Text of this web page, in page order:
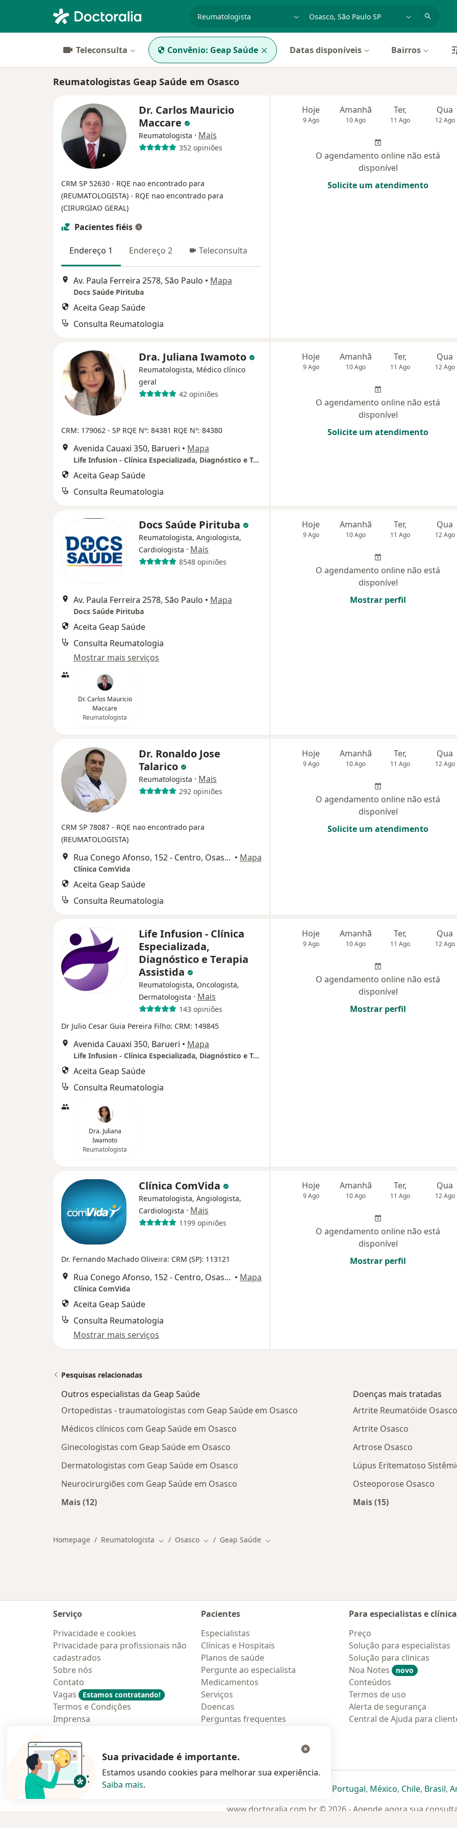
Teleconsulta Convênio: Geap Saúde Datas disponíveis Bairros
Reumatologistas Geap Saúde em Osasco
Dr. Carlos Mauricio
Maccare
Reumatologista · Mais
352 opiniões
CRM SP 52630 - RQE nao encontrado para
(REUMATOLOGISTA) - RQE nao encontrado para
(CIRURGIAO GERAL)
Pacientes fiéis
Endereço 1 Endereço 2 Teleconsulta
Av. Paula Ferreira 2578, São Paulo • Mapa
Docs Saúde Pirituba
Aceita Geap Saúde
Consulta Reumatologia
Hoje
9 Ago
Amanhã
10 Ago
Ter,
11 Ago
Qua
12 Ago
O agendamento online não está
disponível
Solicite um atendimento
Dra. Juliana Iwamoto
Reumatologista, Médico clínico
geral
42 opiniões
CRM: 179062 - SP RQE Nº: 84381 RQE Nº: 84380
Avenida Cauaxi 350, Barueri • Mapa
Life Infusion - Clínica Especializada, Diagnóstico e Terapia Assistida
Aceita Geap Saúde
Consulta Reumatologia
Hoje
9 Ago
Amanhã
10 Ago
Ter,
11 Ago
Qua
12 Ago
O agendamento online não está
disponível
Solicite um atendimento
Docs Saúde Pirituba
Reumatologista, Angiologista,
Cardiologista · Mais
8548 opiniões
Av. Paula Ferreira 2578, São Paulo • Mapa
Docs Saúde Pirituba
Aceita Geap Saúde
Consulta Reumatologia
Mostrar mais serviços
Dr. Carlos Mauricio
Maccare
Reumatologista
Hoje
9 Ago
Amanhã
10 Ago
Ter,
11 Ago
Qua
12 Ago
O agendamento online não está
disponível
Mostrar perfil
Dr. Ronaldo Jose
Talarico
Reumatologista · Mais
292 opiniões
CRM SP 78087 - RQE nao encontrado para
(REUMATOLOGISTA)
Rua Conego Afonso, 152 - Centro, Osasco • Mapa
Clínica ComVida
Aceita Geap Saúde
Consulta Reumatologia
Hoje
9 Ago
Amanhã
10 Ago
Ter,
11 Ago
Qua
12 Ago
O agendamento online não está
disponível
Solicite um atendimento
Life Infusion - Clínica
Especializada,
Diagnóstico e Terapia
Assistida
Reumatologista, Oncologista,
Dermatologista · Mais
143 opiniões
Dr Julio Cesar Guia Pereira Filho: CRM: 149845
Avenida Cauaxi 350, Barueri • Mapa
Life Infusion - Clínica Especializada, Diagnóstico e Terapia Assistida
Aceita Geap Saúde
Consulta Reumatologia
Dra. Juliana
Iwamoto
Reumatologista
Hoje
9 Ago
Amanhã
10 Ago
Ter,
11 Ago
Qua
12 Ago
O agendamento online não está
disponível
Mostrar perfil
Clínica ComVida
Reumatologista, Angiologista,
Cardiologista · Mais
1199 opiniões
Dr. Fernando Machado Oliveira: CRM (SP): 113121
Rua Conego Afonso, 152 - Centro, Osasco • Mapa
Clínica ComVida
Aceita Geap Saúde
Consulta Reumatologia
Mostrar mais serviços
Hoje
9 Ago
Amanhã
10 Ago
Ter,
11 Ago
Qua
12 Ago
O agendamento online não está
disponível
Mostrar perfil
Pesquisas relacionadas
Outros especialistas da Geap Saúde
Ortopedistas - traumatologistas com Geap Saúde em Osasco
Médicos clínicos com Geap Saúde em Osasco
Ginecologistas com Geap Saúde em Osasco
Dermatologistas com Geap Saúde em Osasco
Neurocirurgiões com Geap Saúde em Osasco
Mais (12)
Doenças mais tratadas
Artrite Reumatóide Osasco
Artrite Osasco
Artrose Osasco
Lúpus Eritematoso
Osteoporose Osasco
Mais (15)
Homepage Reumatologista Mudar de cidade
Osasco Mudar de cidade
Geap Saúde Mudar de cidade
Serviço
Privacidade e cookies
Privacidade para profissionais não
cadastrados
Sobre nós
Contato
Vagas
Estamos contratando!
Termos e Condições
Imprensa
Pacientes
Especialistas
Clínicas e Hospitais
Planos de saúde
Pergunte ao especialista
Medicamentos
Serviços
Doencas
Perguntas frequentes
Para especialistas e
Preço
Solução para especialistas
Solução para clinicas
Noa Notes
novo
Conteúdos
Termos de uso
Alerta de segurança
Central de Ajuda para
Polska abre num novo separadorabre num novo separador
abre num novo separador
Portugalabre num novo
, Méxicoabre num
, Chileabre
, Brasil,
www.doctoralia.com.br © 2026 - Agende agora sua
Sua privacidade é importante.
Estamos usando cookies para melhorar sua experiência.
Saiba mais.